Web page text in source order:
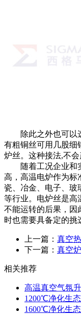
除此之外也可以选
有粗铜丝可用几股细
炉丝。这种接法,不会
随着工况企业和实
高，高温电炉作为标
瓷、冶金、电子、玻
等行业。电炉丝是高
不能运转的后果，因
时也需要具备定的挑
上一篇： 真空
下一篇： 真空
相关推荐
高温真空气氛
1200℃净化生
1600℃净化生